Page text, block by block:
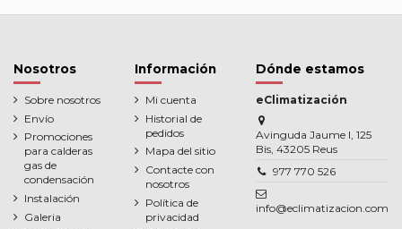
Nosotros
Sobre nosotros
Envío
Promociones
para calderas
gas de
condensación
Instalación
Galeria
Información
Mi cuenta
Historial de
pedidos
Mapa del sitio
Contacte con
nosotros
Política de
privacidad
Dónde estamos
eClimatización
Avinguda Jaume I, 125
Bis, 43205 Reus
977 770 526
info@eclimatizacion.com